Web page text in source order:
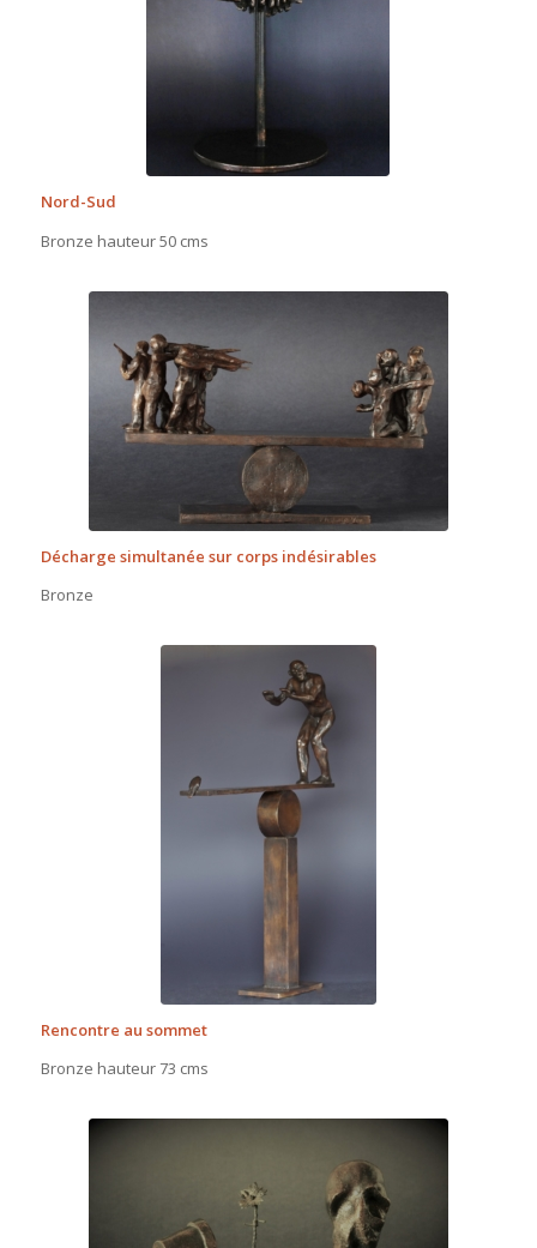
Nord-Sud
Bronze hauteur 50 cms
Décharge simultanée sur corps indésirables
Bronze
Rencontre au sommet
Bronze hauteur 73 cms